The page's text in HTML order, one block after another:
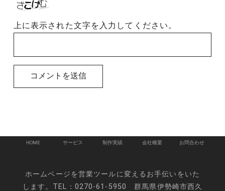
上に表示された文字を入力してください。
稿
HOME サービス 制作実績 会社概要 お問合わせ
ホームページを営業ツールに変えるお手伝いをいた
します。TEL：0270-61-5950 群馬県伊勢崎市西久